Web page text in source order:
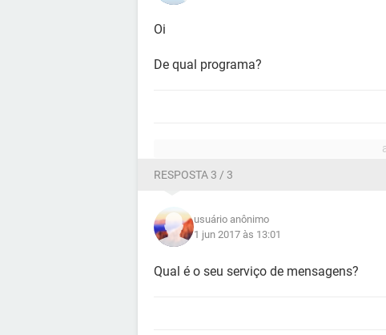
Oi
De qual programa?
RESPOSTA 3 / 3
usuário anônimo
1 jun 2017 às 13:01
Qual é o seu serviço de mensagens?